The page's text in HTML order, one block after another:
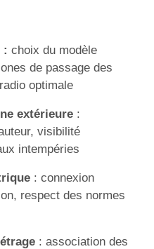
: choix du modèle
de passage des
optimale
extérieure :
visibilité
intempéries
: connexion
respect des normes
: association des